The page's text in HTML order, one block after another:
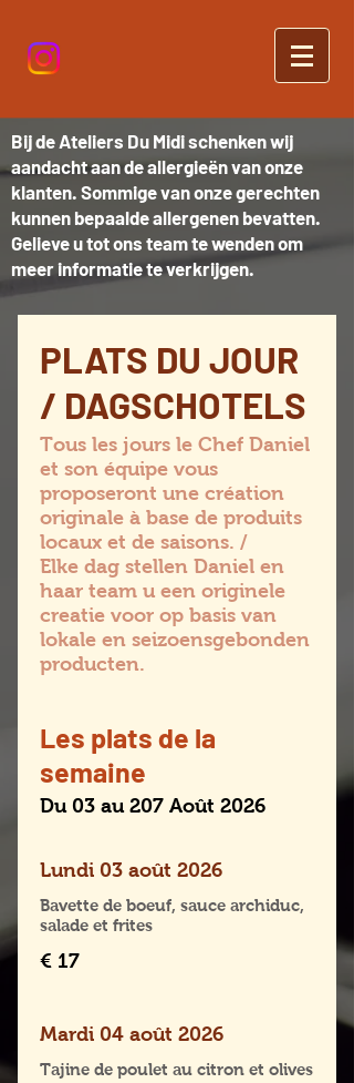
Bij de Ateliers Du Midi schenken wij
aandacht aan de allergieën van onze
klanten. Sommige van onze gerechten
kunnen bepaalde allergenen bevatten.
Gelieve u tot ons team te wenden om
meer informatie te verkrijgen.
PLATS DU JOUR
/ DAGSCHOTELS
Tous les jours le Chef Daniel
et son équipe vous
proposeront une création
originale à base de produits
locaux et de saisons. /
Elke dag stellen Daniel en
haar team u een originele
creatie voor op basis van
lokale en seizoensgebonden
producten.
Les plats de la
semaine
Du 03 au 207 Août 2026
Lundi 03 août 2026
Bavette de boeuf, sauce archiduc,
salade et frites
€ 17
Mardi 04 août 2026
Tajine de poulet au citron et olives